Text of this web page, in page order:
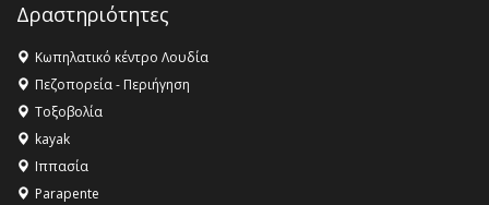
16:27 - Όλυμπος: Εντάχθηκε στον Κατάλογο Παγκόσμιας
Κληρονομιάς της UNESCO – Ομόφωνη η απόφαση Ο
Όλυμπος αναγνωρίστηκε ως φυσικό και πολιτιστικό
αγαθό εξέχουσας οικουμενικής αξίας για την
ανθρωπότητα
16:18 -
ΣΤΗΝ ΕΔΕΣΣΑ
Δραστηριότητες
Κωπηλατικό κέντρο Λουδία
Πεζοπορεία - Περιήγηση
Τοξοβολία
kayak
Ιππασία
Parapente